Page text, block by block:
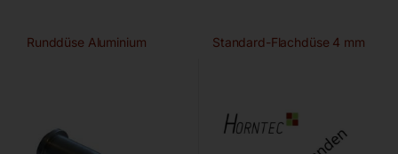
Runddüse Aluminium Standard-Flachdüse 4 mm